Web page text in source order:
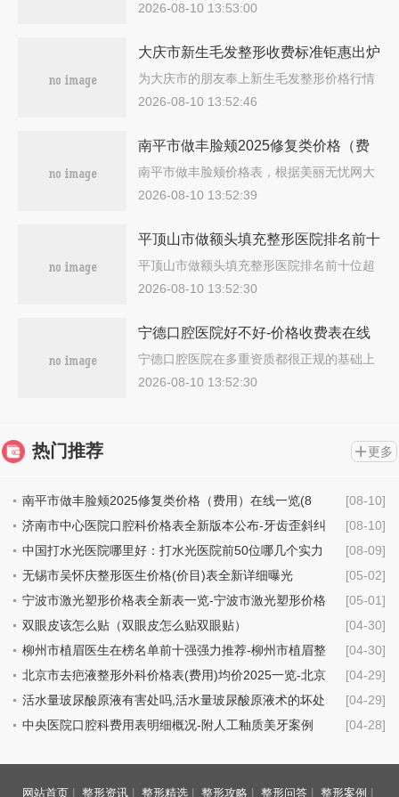
2026-08-10 13:53:00
大庆市新生毛发整形收费标准钜惠出炉
(近6个月均价为：26732元)
为大庆市的朋友奉上新生毛发整形价格行情
参…
2026-08-10 13:52:46
南平市做丰脸颊2025修复类价格（费
用）在线一览(8月-3月做丰脸颊均价
为：13938元)
南平市做丰脸颊价格表，根据美丽无忧网大
数…
2026-08-10 13:52:39
平顶山市做额头填充整形医院排名前十
位超全榜单更新(平顶山新华安一峰医
疗美容诊所价格收费同步)
平顶山市做额头填充整形医院排名前十位超
全…
2026-08-10 13:52:30
宁德口腔医院好不好-价格收费表在线
一览
宁德口腔医院在多重资质都很正规的基础上
更…
2026-08-10 13:52:30
热门推荐 更多
[08-10]
南平市做丰脸颊2025修复类价格（费用）在线一览(8
月-3月做丰脸颊均价为：13938元)
[08-10]
济南市中心医院口腔科价格表全新版本公布-牙齿歪斜纠
正29588-143575元
[08-09]
中国打水光医院哪里好：打水光医院前50位哪几个实力
强
[05-02]
无锡市吴怀庆整形医生价格(价目)表全新详细曝光
[05-01]
宁波市激光塑形价格表全新表一览-宁波市激光塑形价格
行情
[04-30]
双眼皮该怎么贴（双眼皮怎么贴双眼贴）
[04-30]
柳州市植眉医生在榜名单前十强强力推荐-柳州市植眉整
形医生
[04-29]
北京市去疤液整形外科价格表(费用)均价2025一览-北京
市去疤液具体费用是多少钱
[04-29]
活水量玻尿酸原液有害处吗,活水量玻尿酸原液术的坏处
[04-28]
中央医院口腔科费用表明细概况-附人工釉质美牙案例
网站首页 整形资讯 整形精选 整形攻略 整形问答 整形案例